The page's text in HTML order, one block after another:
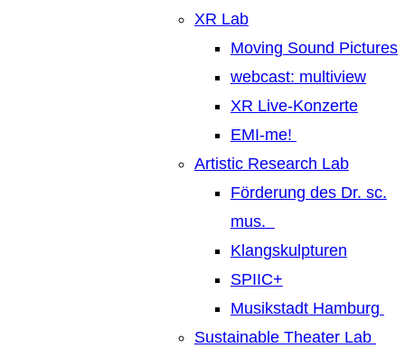
XR Lab
Moving Sound Pictures
webcast: multiview
XR Live-Konzerte
EMI-me!
Artistic Research Lab
Förderung des Dr. sc.
mus.
Klangskulpturen
SPIIC+
Musikstadt Hamburg
Sustainable Theater Lab